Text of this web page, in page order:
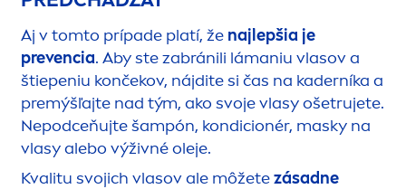
Aj v tomto prípade platí, že najlepšia je
prevencia. Aby ste zabránili lámaniu vlasov a
štiepeniu končekov, nájdite si čas na kaderníka a
premýšľajte nad tým, ako svoje vlasy ošetrujete.
Nepodceňujte šampón, kondicionér, masky na
vlasy alebo výživné oleje.
Kvalitu svojich vlasov ale môžetezásadne